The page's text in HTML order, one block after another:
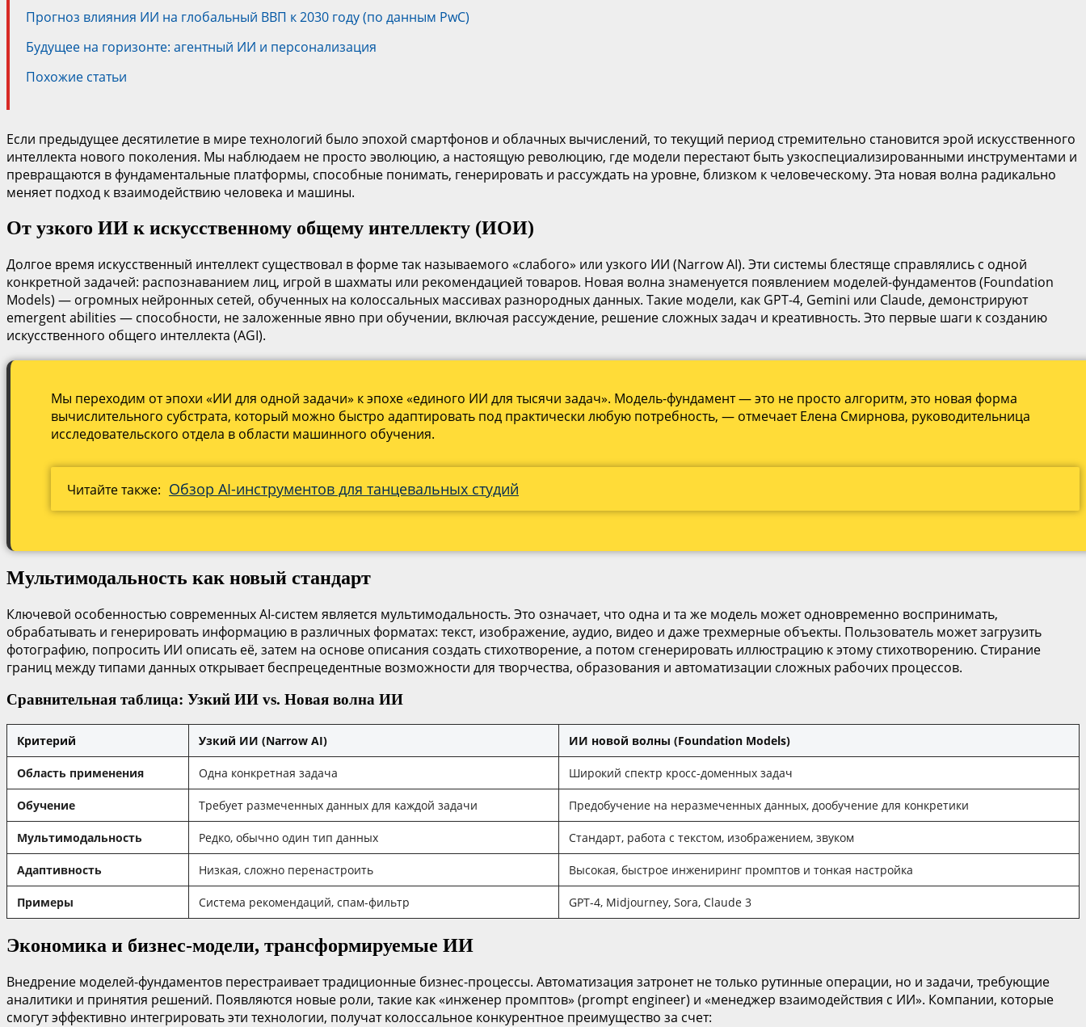
Прогноз влияния ИИ на глобальный ВВП к 2030 году (по данным PwC)
Будущее на горизонте: агентный ИИ и персонализация
Похожие статьи
Если предыдущее десятилетие в мире технологий было эпохой смартфонов и облачных вычислений, то текущий период стремительно становится эрой искусственного
интеллекта нового поколения. Мы наблюдаем не просто эволюцию, а настоящую революцию, где модели перестают быть узкоспециализированными инструментами и
превращаются в фундаментальные платформы, способные понимать, генерировать и рассуждать на уровне, близком к человеческому. Эта новая волна радикально
меняет подход к взаимодействию человека и машины.
От узкого ИИ к искусственному общему интеллекту (ИОИ)
Долгое время искусственный интеллект существовал в форме так называемого «слабого» или узкого ИИ (Narrow AI). Эти системы блестяще справлялись с одной
конкретной задачей: распознаванием лиц, игрой в шахматы или рекомендацией товаров. Новая волна знаменуется появлением моделей-фундаментов (Foundation
Models) — огромных нейронных сетей, обученных на колоссальных массивах разнородных данных. Такие модели, как GPT-4, Gemini или Claude, демонстрируют
emergent abilities — способности, не заложенные явно при обучении, включая рассуждение, решение сложных задач и креативность. Это первые шаги к созданию
искусственного общего интеллекта (AGI).
Мы переходим от эпохи «ИИ для одной задачи» к эпохе «единого ИИ для тысячи задач». Модель-фундамент — это не просто алгоритм, это новая форма
вычислительного субстрата, который можно быстро адаптировать под практически любую потребность, — отмечает Елена Смирнова, руководительница
исследовательского отдела в области машинного обучения.
Читайте также: Обзор AI-инструментов для танцевальных студий
Мультимодальность как новый стандарт
Ключевой особенностью современных AI-систем является мультимодальность. Это означает, что одна и та же модель может одновременно воспринимать,
обрабатывать и генерировать информацию в различных форматах: текст, изображение, аудио, видео и даже трехмерные объекты. Пользователь может загрузить
фотографию, попросить ИИ описать её, затем на основе описания создать стихотворение, а потом сгенерировать иллюстрацию к этому стихотворению. Стирание
границ между типами данных открывает беспрецедентные возможности для творчества, образования и автоматизации сложных рабочих процессов.
Сравнительная таблица: Узкий ИИ vs. Новая волна ИИ
Критерий Узкий ИИ (Narrow AI) ИИ новой волны (Foundation Models)
Область применения Одна конкретная задача Широкий спектр кросс-доменных задач
Обучение Требует размеченных данных для каждой задачи Предобучение на неразмеченных данных, дообучение для конкретики
Мультимодальность Редко, обычно один тип данных Стандарт, работа с текстом, изображением, звуком
Адаптивность Низкая, сложно перенастроить Высокая, быстрое инжениринг промптов и тонкая настройка
Примеры Система рекомендаций, спам-фильтр GPT-4, Midjourney, Sora, Claude 3
Экономика и бизнес-модели, трансформируемые ИИ
Внедрение моделей-фундаментов перестраивает традиционные бизнес-процессы. Автоматизация затронет не только рутинные операции, но и задачи, требующие
аналитики и принятия решений. Появляются новые роли, такие как «инженер промптов» (prompt engineer) и «менеджер взаимодействия с ИИ». Компании, которые
смогут эффективно интегрировать эти технологии, получат колоссальное конкурентное преимущество за счет: